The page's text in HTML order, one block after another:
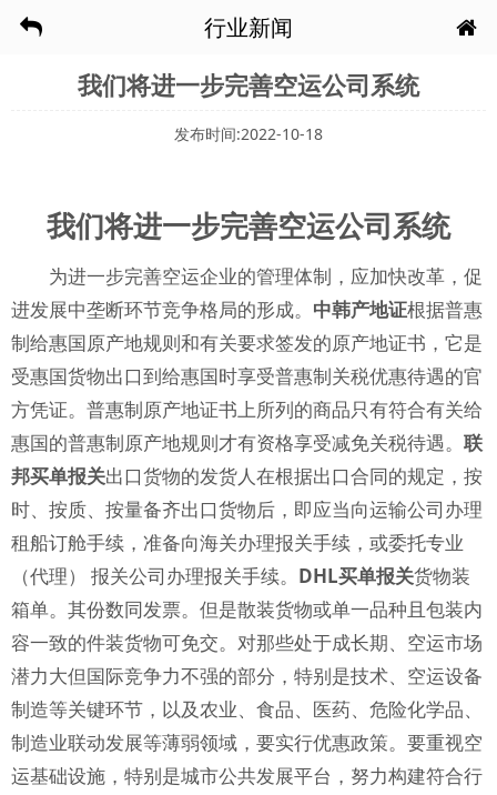
行业新闻
我们将进一步完善空运公司系统
发布时间:2022-10-18
我们将进一步完善空运公司系统
为进一步完善空运企业的管理体制，应加快改革，促
进发展中垄断环节竞争格局的形成。 中韩产地证根据普惠
制给惠国原产地规则和有关要求签发的原产地证书，它是
受惠国货物出口到给惠国时享受普惠制关税优惠待遇的官
方凭证。普惠制原产地证书上所列的商品只有符合有关给
惠国的普惠制原产地规则才有资格享受减免关税待遇。 联
邦买单报关出口货物的发货人在根据出口合同的规定，按
时、按质、按量备齐出口货物后，即应当向运输公司办理
租船订舱手续，准备向海关办理报关手续，或委托专业
（代理） 报关公司办理报关手续。 DHL买单报关货物装
箱单。其份数同发票。但是散装货物或单一品种且包装内
容一致的件装货物可免交。对那些处于成长期、空运市场
潜力大但国际竞争力不强的部分，特别是技术、空运设备
制造等关键环节，以及农业、食品、医药、危险化学品、
制造业联动发展等薄弱领域，要实行优惠政策。要重视空
运基础设施，特别是城市公共发展平台，努力构建符合行